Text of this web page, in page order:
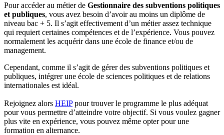
Pour accéder au métier de Gestionnaire des subventions politiques
et publiques, vous avez besoin d’avoir au moins un diplôme de
niveau bac + 5. Il s’agit effectivement d’un métier assez technique
qui requiert certaines compétences et de l’expérience. Vous pouvez
normalement les acquérir dans une école de finance et/ou de
management.
Cependant, comme il s’agit de gérer des subventions politiques et
publiques, intégrer une école de sciences politiques et de relations
internationales est idéal.
Rejoignez alors HEIPpour trouver le programme le plus adéquat
pour vous permettre d’atteindre votre objectif. Si vous voulez gagner
plus vite en expérience, vous pouvez même opter pour une
formation en alternance.